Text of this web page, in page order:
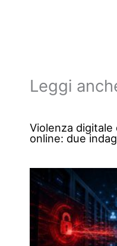
Leggi
Violenza digitale
online: due